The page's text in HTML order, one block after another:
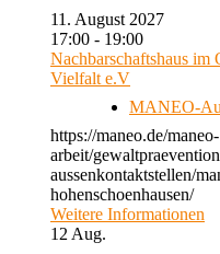
11. August 2027
17:00 - 19:00
Nachbarschaftshaus im
Vielfalt e.V
MANEO-
https://maneo.de/maneo-
arbeit/
aussenkontaktstellen/
hohenschoenhausen/
Weitere Informationen
12 Aug.